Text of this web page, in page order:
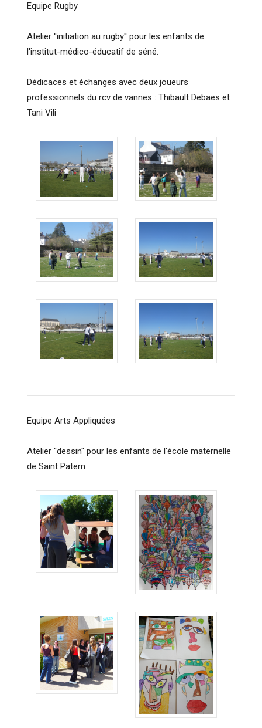
Equipe Rugby
Atelier ''initiation au rugby'' pour les enfants de
l'institut-médico-éducatif de séné.
Dédicaces et échanges avec deux joueurs
professionnels du rcv de vannes : Thibault Debaes et
Tani Vili
Equipe Arts Appliquées
Atelier ''dessin'' pour les enfants de l'école maternelle
de Saint Patern